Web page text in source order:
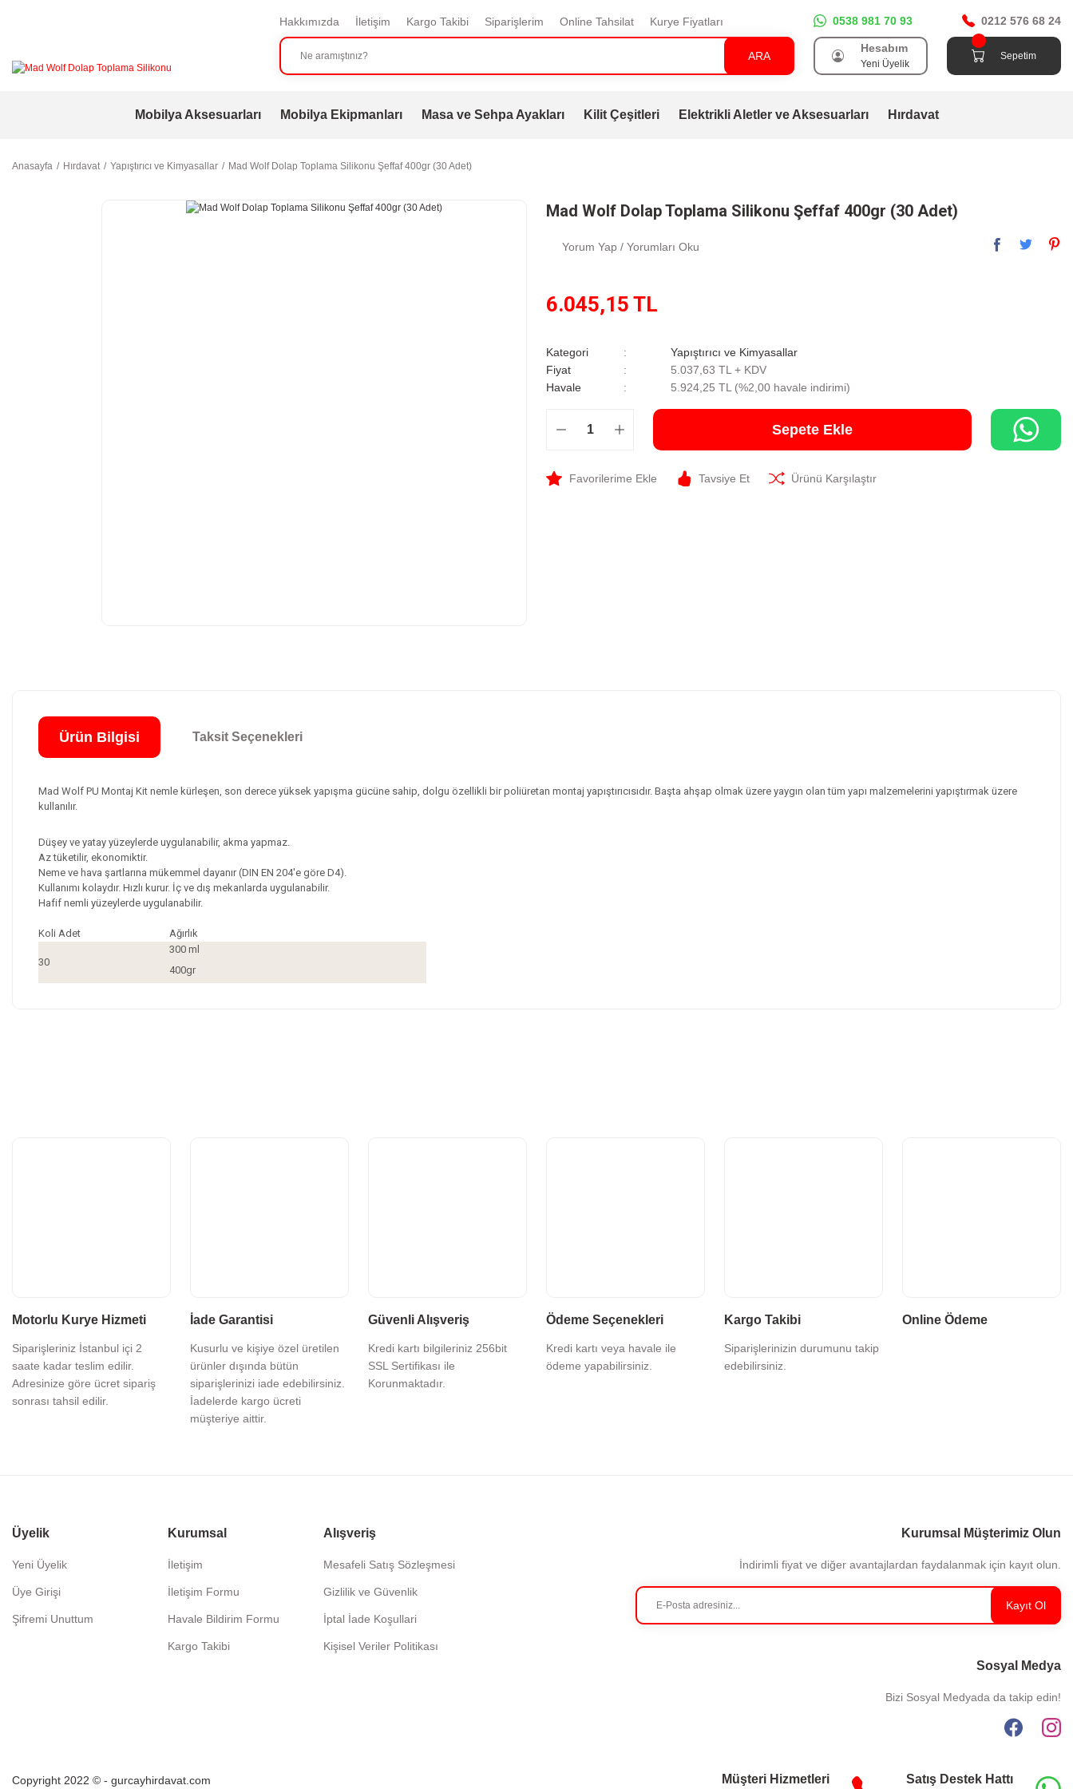
Hakkımızda İletişim Kargo Takibi Siparişlerim Online Tahsilat Kurye Fiyatları
ARA
0538 981 70 93 0212 576 68 24
Hesabım
Yeni Üyelik
Sepetim
Mobilya Aksesuarları Mobilya Ekipmanları Masa ve Sehpa Ayakları Kilit Çeşitleri Elektrikli Aletler ve Aksesuarları Hırdavat
Anasayfa Hırdavat Yapıştırıcı ve Kimyasallar Mad Wolf Dolap Toplama Silikonu Şeffaf 400gr (30 Adet)
Mad Wolf Dolap Toplama Silikonu Şeffaf 400gr (30 Adet)
Yorum Yap / Yorumları Oku
6.045,15 TL
Kategori
Yapıştırıcı ve Kimyasallar
Fiyat
5.037,63 TL + KDV
Havale
5.924,25 TL (%2,00 havale indirimi)
Sepete Ekle
Tavsiye Et Ürünü Karşılaştır
Ürün Bilgisi Taksit Seçenekleri
Mad Wolf PU Montaj Kit nemle kürleşen, son derece yüksek yapışma gücüne sahip, dolgu özellikli bir poliüretan montaj yapıştırıcısıdır. Başta ahşap olmak üzere yaygın olan tüm yapı malzemelerini yapıştırmak üzere
kullanılır.
Düşey ve yatay yüzeylerde uygulanabilir, akma yapmaz.
Az tüketilir, ekonomiktir.
Neme ve hava şartlarına mükemmel dayanır (DIN EN 204'e göre D4).
Kullanımı kolaydır. Hızlı kurur. İç ve dış mekanlarda uygulanabilir.
Hafif nemli yüzeylerde uygulanabilir.
Koli Adet Ağırlık
30
300 ml
400gr
Motorlu Kurye Hizmeti
Siparişleriniz İstanbul içi 2
saate kadar teslim edilir.
Adresinize göre ücret sipariş
sonrası tahsil edilir.
İade Garantisi
Kusurlu ve kişiye özel üretilen
ürünler dışında bütün
siparişlerinizi iade edebilirsiniz.
İadelerde kargo ücreti
müşteriye aittir.
Güvenli Alışveriş
Kredi kartı bilgileriniz 256bit
SSL Sertifikası ile
Korunmaktadır.
Ödeme Seçenekleri
Kredi kartı veya havale ile
ödeme yapabilirsiniz.
Kargo Takibi
Siparişlerinizin durumunu takip
edebilirsiniz.
Online Ödeme
Üyelik
Yeni Üyelik
Üye Girişi
Şifremi Unuttum
Kurumsal
İletişim
İletişim Formu
Havale Bildirim Formu
Kargo Takibi
Alışveriş
Mesafeli Satış Sözleşmesi
Gizlilik ve Güvenlik
İptal İade Koşullari
Kişisel Veriler Politikası
Kurumsal Müşterimiz Olun
İndirimli fiyat ve diğer avantajlardan faydalanmak için kayıt olun.
Kayıt Ol
Sosyal Medya
Bizi Sosyal Medyada da takip edin!
Copyright 2022 © - gurcayhirdavat.com Müşteri Hizmetleri Satış Destek Hattı